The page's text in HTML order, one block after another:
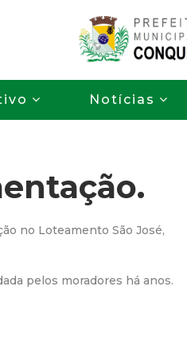
para
o
conteúdo
principal
P
r
f
e
i
Notícias
no Loteamento São José,
pelos moradores há anos.